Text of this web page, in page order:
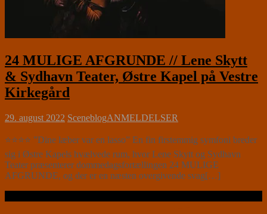
24 MULIGE AFGRUNDE // Lene Skytt
& Sydhavn Teater, Østre Kapel på Vestre
Kirkegård
29. august 2022 SceneblogANMELDELSER
⭐⭐⭐⭐ ”Dine læber var en lasso” En fin firstemmig symfoni breder
sig i Østre Kapels hvælvede rum, hvor Lene Skytt og Sydhavn
Teater præsenterer dommedagsfortællingen 24 MULIGE
AFGRUNDE, og der er en næsten overgivende svag[…]